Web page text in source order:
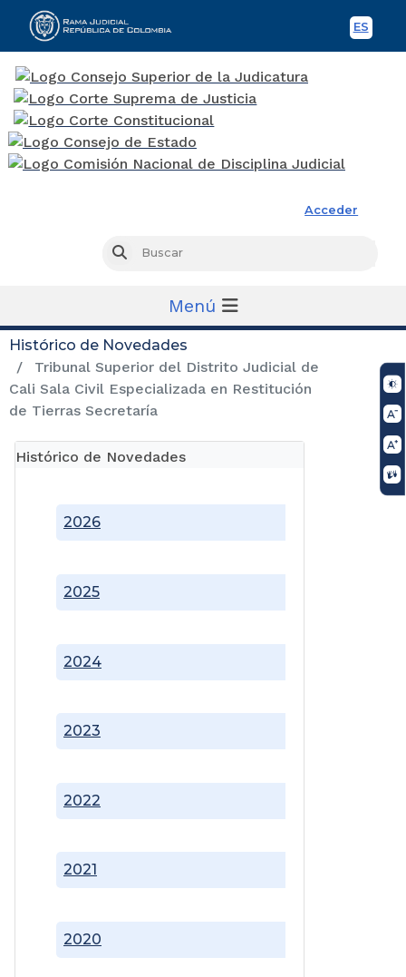
ES
Acceder
Buscar
Menú
Histórico de Novedades
Tribunal Superior del Distrito Judicial de
Cali Sala Civil Especializada en Restitución
de Tierras Secretaría
Histórico de Novedades
2020
2021
2022
2023
2024
2025
2026